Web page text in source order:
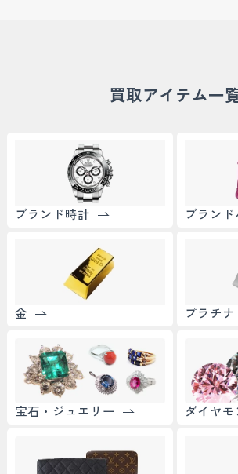
買取アイテム一
ブランド時計 ブラン
金 プラチナ
宝石・ジュエリー ダイヤモ